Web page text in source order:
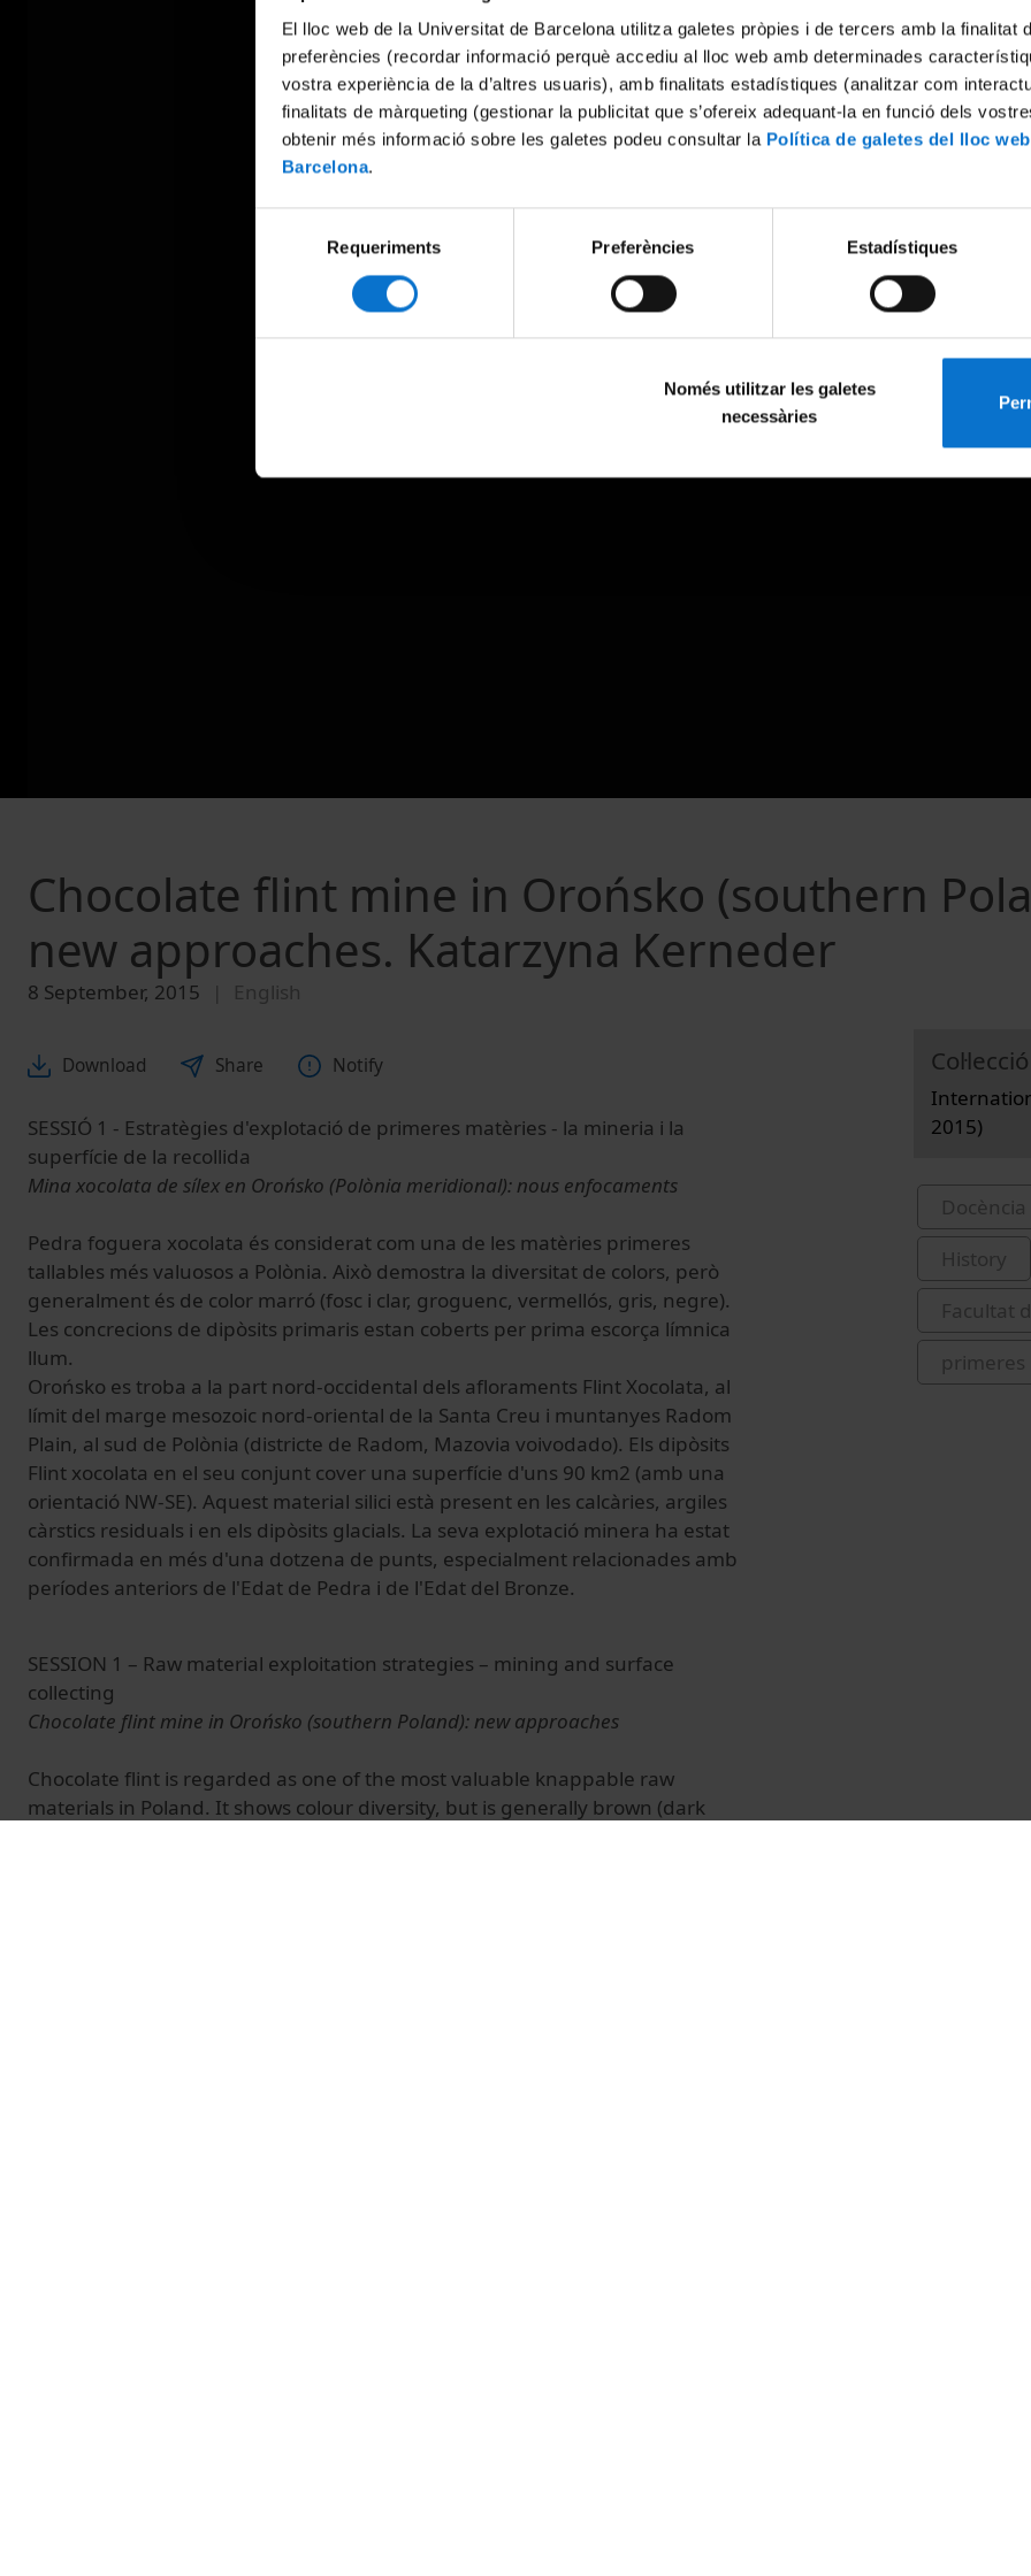
El lloc web de la Universitat de Barcelona utilitza galetes pròpies i de tercers amb la finalitat
preferències (recordar informació perquè accediu al lloc web amb determinades
vostra experiència de la d’altres usuaris), amb finalitats estadístiques (analitzar com
finalitats de màrqueting (gestionar la publicitat que s’ofereix adequant-la en funció dels
obtenir més informació sobre les galetes podeu consultar la Política de galetes del lloc
Barcelona.
Requeriments Preferències Estadístiques
Només utilitzar les galetes
necessàries
Chocolate flint mine in Orońsko (southern
new approaches. Katarzyna Kerneder
8 September, 2015 English
Download Share Notify
SESSIÓ 1 - Estratègies d'explotació de primeres matèries - la mineria i la
superfície de la recollida
Mina xocolata de sílex en Orońsko (Polònia meridional): nous enfocaments
Pedra foguera xocolata és considerat com una de les matèries primeres
tallables més valuosos a Polònia. Això demostra la diversitat de colors, però
generalment és de color marró (fosc i clar, groguenc, vermellós, gris, negre).
Les concrecions de dipòsits primaris estan coberts per prima escorça límnica
llum.
Orońsko es troba a la part nord-occidental dels afloraments Flint Xocolata, al
límit del marge mesozoic nord-oriental de la Santa Creu i muntanyes Radom
Plain, al sud de Polònia (districte de Radom, Mazovia voivodado). Els dipòsits
Flint xocolata en el seu conjunt cover una superfície d'uns 90 km2 (amb una
orientació NW-SE). Aquest material silici està present en les calcàries, argiles
càrstics residuals i en els dipòsits glacials. La seva explotació minera ha estat
confirmada en més d'una dotzena de punts, especialment relacionades amb
períodes anteriors de l'Edat de Pedra i de l'Edat del Bronze.
SESSION 1 – Raw material exploitation strategies – mining and surface
collecting
Chocolate flint mine in Orońsko (southern Poland): new approaches
Chocolate flint is regarded as one of the most valuable knappable raw
materials in Poland. It shows colour diversity, but is generally brown (dark
Col·lecció
2015)
History
Facultat